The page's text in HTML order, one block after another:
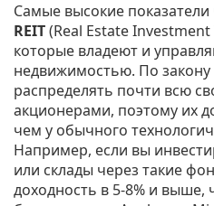
Самые высокие показатели
REIT(Real Estate
которые владеют и
недвижимостью. По
распределять почти всю
акционерами, поэтому их
чем у обычного
Например, если вы
или склады через такие
доходность в 5-8% и выше,